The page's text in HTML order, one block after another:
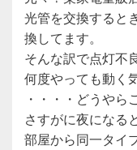
光管を交換すると
換してます。
そんな訳で点灯不
何度やっても動く
・・・・どうやら
さすがに夜になる
部屋から同一タイ